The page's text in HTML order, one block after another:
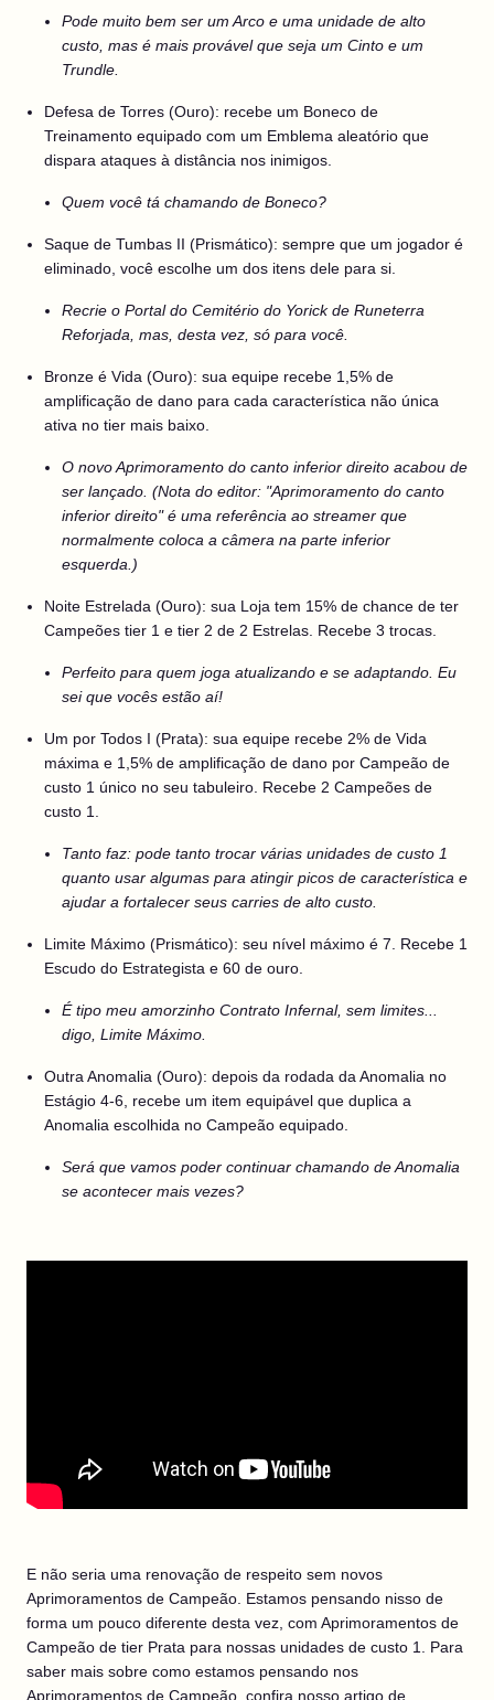
Pode muito bem ser um Arco e uma unidade de alto
custo, mas é mais provável que seja um Cinto e um
Trundle.
Defesa de Torres (Ouro): recebe um Boneco de
Treinamento equipado com um Emblema aleatório que
dispara ataques à distância nos inimigos.
Quem você tá chamando de Boneco?
Saque de Tumbas II (Prismático): sempre que um jogador é
eliminado, você escolhe um dos itens dele para si.
Recrie o Portal do Cemitério do Yorick de Runeterra
Reforjada, mas, desta vez, só para você.
Bronze é Vida (Ouro): sua equipe recebe 1,5% de
amplificação de dano para cada característica não única
ativa no tier mais baixo.
O novo Aprimoramento do canto inferior direito acabou de
ser lançado. (Nota do editor: "Aprimoramento do canto
inferior direito" é uma referência ao streamer que
normalmente coloca a câmera na parte inferior
esquerda.)
Noite Estrelada (Ouro): sua Loja tem 15% de chance de ter
Campeões tier 1 e tier 2 de 2 Estrelas. Recebe 3 trocas.
Perfeito para quem joga atualizando e se adaptando. Eu
sei que vocês estão aí!
Um por Todos I (Prata): sua equipe recebe 2% de Vida
máxima e 1,5% de amplificação de dano por Campeão de
custo 1 único no seu tabuleiro. Recebe 2 Campeões de
custo 1.
Tanto faz: pode tanto trocar várias unidades de custo 1
quanto usar algumas para atingir picos de característica e
ajudar a fortalecer seus carries de alto custo.
Limite Máximo (Prismático): seu nível máximo é 7. Recebe 1
Escudo do Estrategista e 60 de ouro.
É tipo meu amorzinho Contrato Infernal, sem limites...
digo, Limite Máximo.
Outra Anomalia (Ouro): depois da rodada da Anomalia no
Estágio 4-6, recebe um item equipável que duplica a
Anomalia escolhida no Campeão equipado.
Será que vamos poder continuar chamando de Anomalia
se acontecer mais vezes?
E não seria uma renovação de respeito sem novos
Aprimoramentos de Campeão. Estamos pensando nisso de
forma um pouco diferente desta vez, com Aprimoramentos de
Campeão de tier Prata para nossas unidades de custo 1. Para
saber mais sobre como estamos pensando nos
Aprimoramentos de Campeão, confira nosso artigo de